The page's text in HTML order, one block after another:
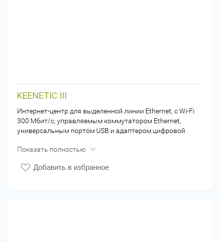
KEENETIC III
Интернет-центр для выделенной линии Ethernet, с Wi-Fi
300 Мбит/с, управляемым коммутатором Ethernet,
универсальным портом USB и адаптером цифровой
Показать полностью
Добавить в избранное